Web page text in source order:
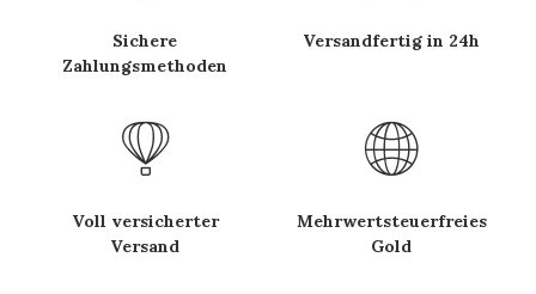
Sichere
Zahlungsmethoden
Versandfertig in 24h
Voll versicherter
Versand
Mehrwertsteuerfreies
Gold